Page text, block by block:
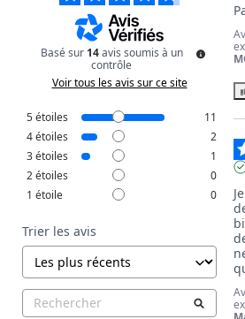
Basé sur 14 avis soumis à un
contrôle
Voir tous les avis sur ce site
5étoiles
11
4étoiles
2
3étoiles
1
2étoiles
0
1 étoile 0
Trier les avis